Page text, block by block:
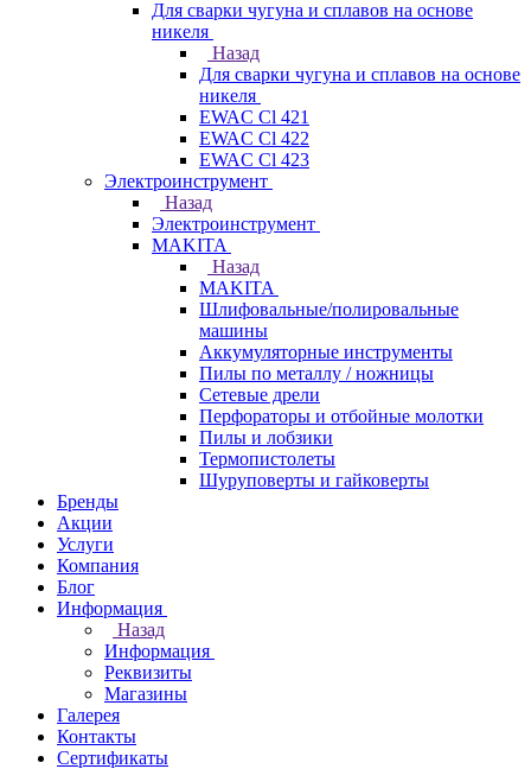
Для сварки чугуна и сплавов на основе
никеля
Назад
Для сварки чугуна и сплавов на основе
никеля
EWAC Cl 421
EWAC Cl 422
EWAC Cl 423
Электроинструмент
Назад
Электроинструмент
МAKITA
Назад
МAKITA
Шлифовальные/полировальные
машины
Аккумуляторные инструменты
Пилы по металлу / ножницы
Сетевые дрели
Перфораторы и отбойные молотки
Пилы и лобзики
Термопистолеты
Шуруповерты и гайковерты
Бренды
Акции
Услуги
Компания
Блог
Информация
Назад
Информация
Реквизиты
Магазины
Галерея
Контакты
Сертификаты